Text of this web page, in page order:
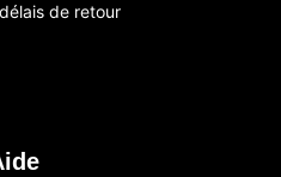
de retour